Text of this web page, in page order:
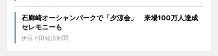
石廊崎オーシャンパークで「夕涼会」 来場100万人達成
セレモニーも
伊豆下田経済新聞